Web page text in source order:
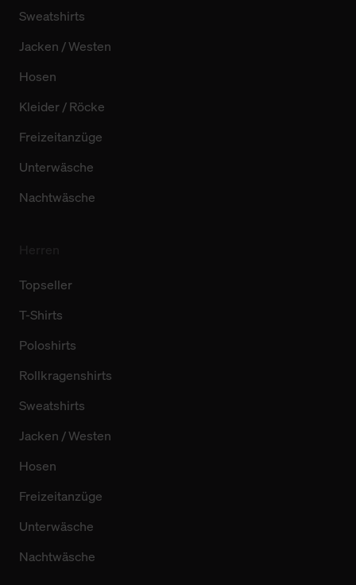
Sweatshirts
Jacken / Westen
Hosen
Kleider / Röcke
Freizeitanzüge
Unterwäsche
Nachtwäsche
Topseller
T-Shirts
Poloshirts
Rollkragenshirts
Sweatshirts
Jacken / Westen
Hosen
Freizeitanzüge
Unterwäsche
Nachtwäsche